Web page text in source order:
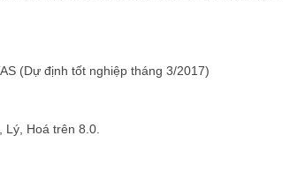
(Dự định tốt nghiệp tháng 3/2017)
Hoá trên 8.0.